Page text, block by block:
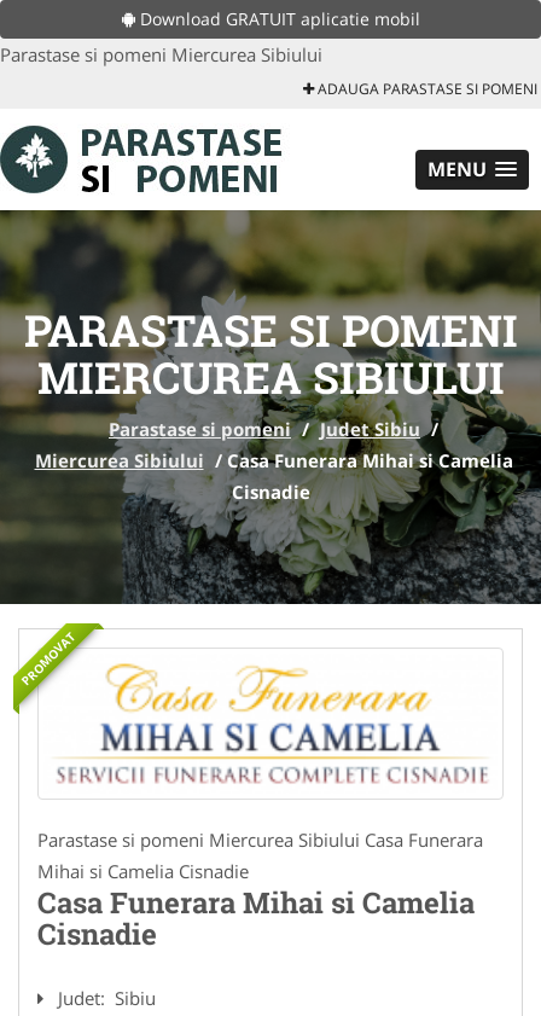
Download GRATUIT aplicatie mobil
Parastase si pomeni Miercurea Sibiului
ADAUGA PARASTASE SI POMENI
MENU
PARASTASE SI POMENI
MIERCUREA SIBIULUI
Parastase si pomeni / Judet Sibiu /
Miercurea Sibiului /Casa Funerara Mihai si Camelia
Cisnadie
PROMOVAT
Parastase si pomeni Miercurea Sibiului Casa Funerara
Mihai si Camelia Cisnadie
Casa Funerara Mihai si Camelia
Cisnadie
Judet: Sibiu